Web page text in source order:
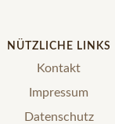
NÜTZLICHE LINKS
Kontakt
Impressum
Datenschutz